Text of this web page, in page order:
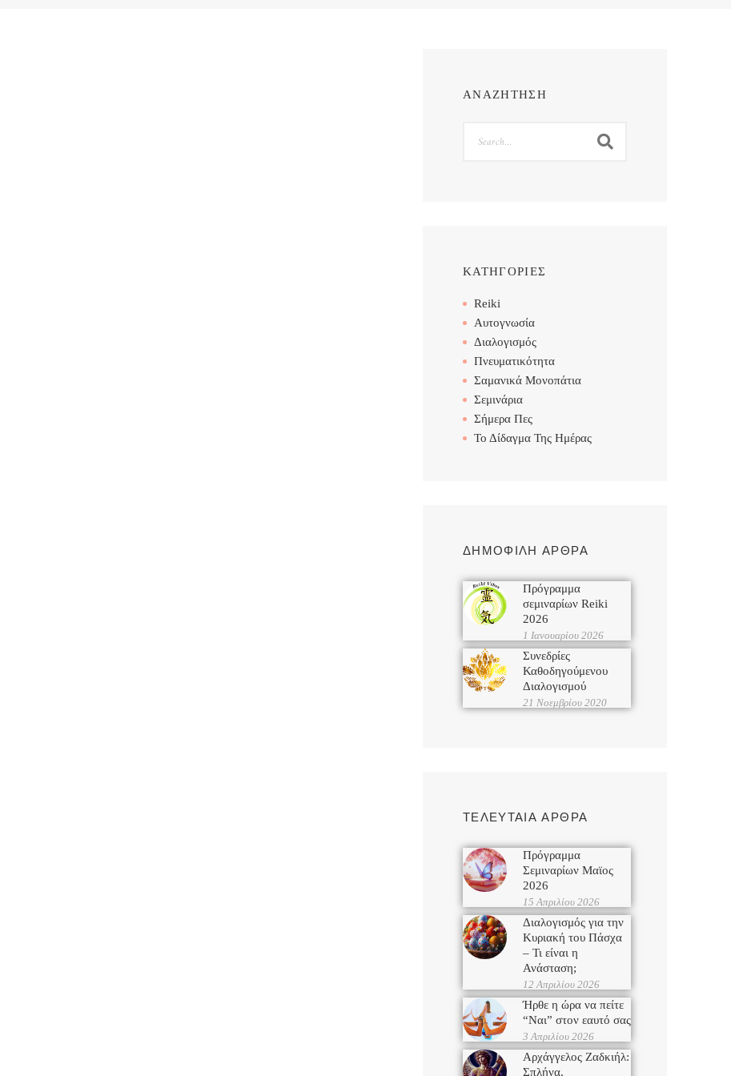
ΑΝΑΖΗΤΗΣΗ
ΚΑΤΗΓΟΡΙΕΣ
Reiki
Αυτογνωσία
Διαλογισμός
Πνευματικότητα
Σαμανικά Μονοπάτια
Σεμινάρια
Σήμερα Πες
Το Δίδαγμα Της Ημέρας
ΔΗΜΟΦΙΛΗ ΑΡΘΡΑ
Πρόγραμμα
σεμιναρίων Reiki
2026
1 Ιανουαρίου 2026
Συνεδρίες
Καθοδηγούμενου
Διαλογισμού
21 Νοεμβρίου 2020
ΤΕΛΕΥΤΑΙΑ ΑΡΘΡΑ
Πρόγραμμα
Σεμιναρίων Μαϊος
2026
15 Απριλίου 2026
Διαλογισμός για την
Κυριακή του Πάσχα
– Τι είναι η
Ανάσταση;
12 Απριλίου 2026
Ήρθε η ώρα να πείτε
“Ναι” στον εαυτό σας
3 Απριλίου 2026
Αρχάγγελος Ζαδκιήλ:
Σπλήνα,